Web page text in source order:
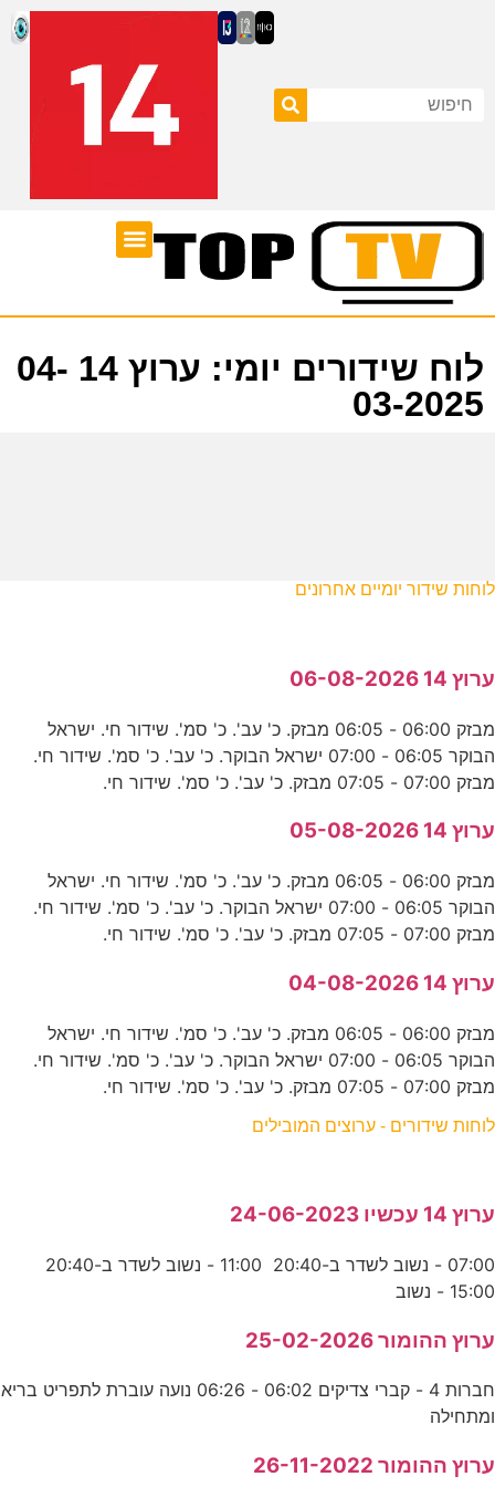
לוח שידורים יומי: ערוץ 14 04-
03-2025
לוחות שידור יומיים אחרונים
ערוץ 14 06-08-2026
מבזק 06:00 - 06:05 מבזק. כ' עב'. כ' סמ'. שידור חי. ישראל
הבוקר 06:05 - 07:00 ישראל הבוקר. כ' עב'. כ' סמ'. שידור חי.
מבזק 07:00 - 07:05 מבזק. כ' עב'. כ' סמ'. שידור חי.
ערוץ 14 05-08-2026
מבזק 06:00 - 06:05 מבזק. כ' עב'. כ' סמ'. שידור חי. ישראל
הבוקר 06:05 - 07:00 ישראל הבוקר. כ' עב'. כ' סמ'. שידור חי.
מבזק 07:00 - 07:05 מבזק. כ' עב'. כ' סמ'. שידור חי.
ערוץ 14 04-08-2026
מבזק 06:00 - 06:05 מבזק. כ' עב'. כ' סמ'. שידור חי. ישראל
הבוקר 06:05 - 07:00 ישראל הבוקר. כ' עב'. כ' סמ'. שידור חי.
מבזק 07:00 - 07:05 מבזק. כ' עב'. כ' סמ'. שידור חי.
לוחות שידורים - ערוצים המובילים
ערוץ 14 עכשיו 24-06-2023
15:00 - נשוב
ערוץ ההומור 25-02-2026
חברות 4 - קברי צדיקים 06:02 - 06:26 נועה עוברת לתפריט בריא
ומתחילה
ערוץ ההומור 26-11-2022